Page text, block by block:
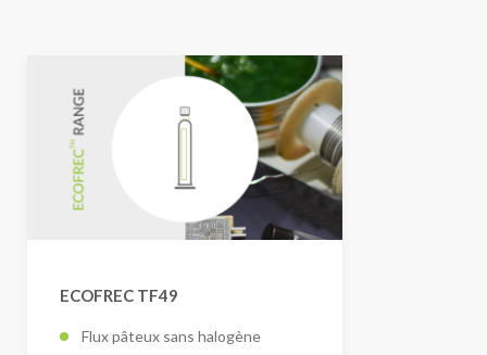
ECOFREC TF49
Flux pâteux sans halogène